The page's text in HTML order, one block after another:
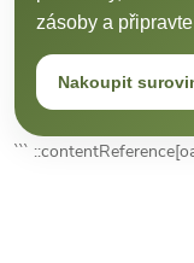
zásoby a
Nakoupit
```